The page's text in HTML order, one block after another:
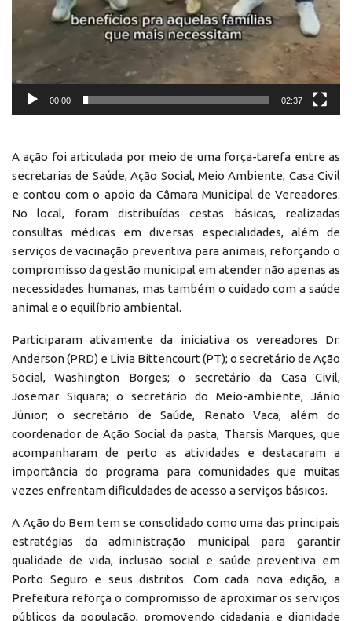
00:00 02:37
A ação foi articulada por meio de uma força-tarefa entre as
secretarias de Saúde, Ação Social, Meio Ambiente, Casa Civil
e contou com o apoio da Câmara Municipal de Vereadores.
No local, foram distribuídas cestas básicas, realizadas
consultas médicas em diversas especialidades, além de
serviços de vacinação preventiva para animais, reforçando o
compromisso da gestão municipal em atender não apenas as
necessidades humanas, mas também o cuidado com a saúde
animal e o equilíbrio ambiental.
Participaram ativamente da iniciativa os vereadores Dr.
Anderson (PRD) e Livia Bittencourt (PT); o secretário de Ação
Social, Washington Borges; o secretário da Casa Civil,
Josemar Siquara; o secretário do Meio-ambiente, Jânio
Júnior; o secretário de Saúde, Renato Vaca, além do
coordenador de Ação Social da pasta, Tharsis Marques, que
acompanharam de perto as atividades e destacaram a
importância do programa para comunidades que muitas
vezes enfrentam dificuldades de acesso a serviços básicos.
A Ação do Bem tem se consolidado como uma das principais
estratégias da administração municipal para garantir
qualidade de vida, inclusão social e saúde preventiva em
Porto Seguro e seus distritos. Com cada nova edição, a
Prefeitura reforça o compromisso de aproximar os serviços
públicos da população, promovendo cidadania e dignidade